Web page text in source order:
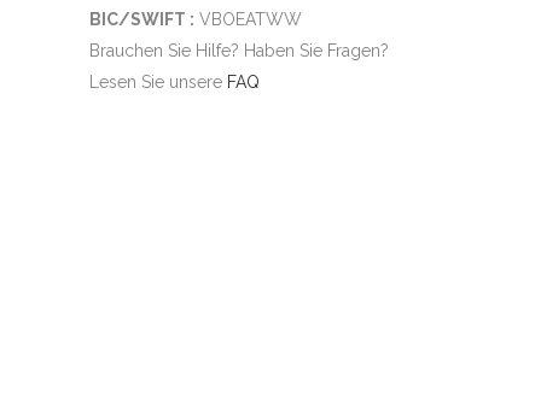
BIC/SWIFT : VBOEATWW
Brauchen Sie Hilfe? Haben Sie Fragen?
Lesen Sie unsere FAQ